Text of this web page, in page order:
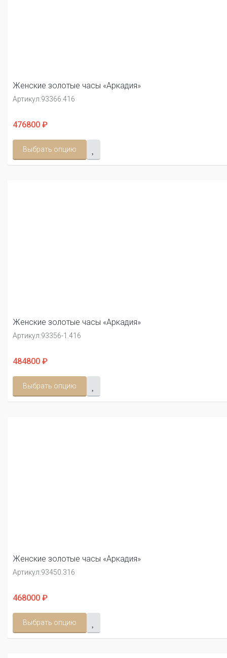
Женские золотые часы «Аркадия»
Артикул:93366.416
476800 ₽
Выбрать опцию
Женские золотые часы «Аркадия»
Артикул:93356-1.416
484800 ₽
Выбрать опцию
Женские золотые часы «Аркадия»
Артикул:93450.316
468000 ₽
Выбрать опцию